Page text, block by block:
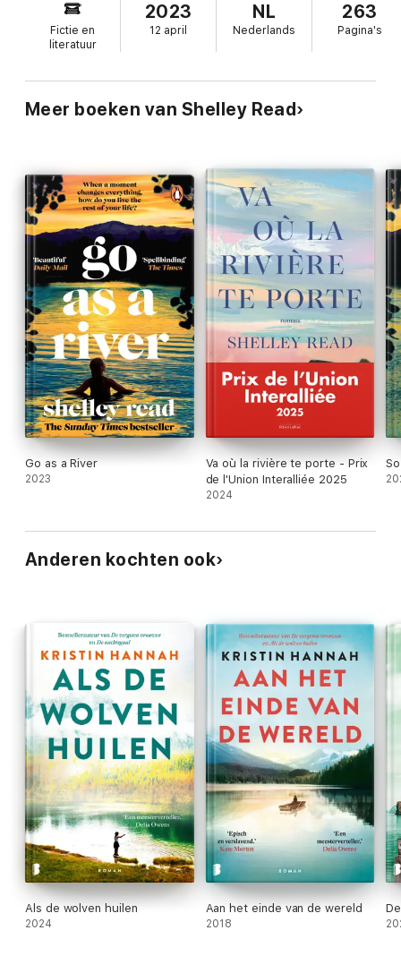
wie ze daarvoor was. Binnenkort zal ze gedwongen zijn om diep
de natuur in te vluchten en haar leven – en haar kostbaarste
bezit – achter zich te laten.
Ga als een rivier is een prachtige coming-of-ageroman over
een clandestiene liefde en over verlies, familie, liefde en het
Fictie en
literatuur
2023
12 april
NL
Nederlands
263
Pagina's
Meer boeken van Shelley Read
Go as a River
2023
Va où la rivière te porte - Prix
de l'Union Interalliée 2025
2024
Anderen kochten ook
Als de wolven huilen
2024
Aan het einde van de wereld
2018